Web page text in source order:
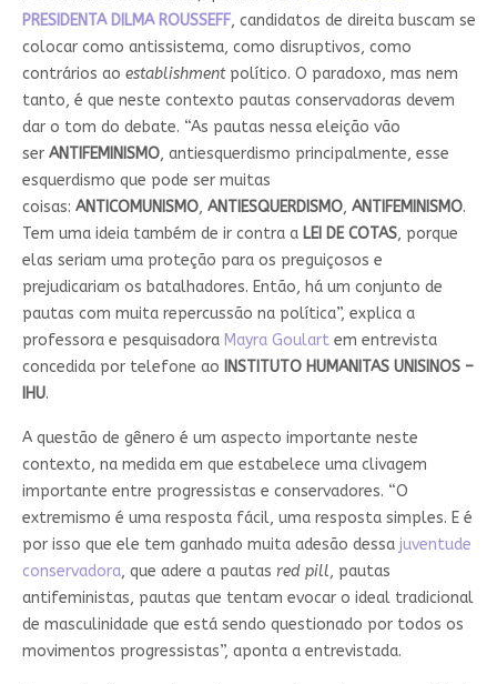
PRESIDENTA DILMA ROUSSEFF, candidatos de direita buscam se
colocar como antissistema, como disruptivos, como
contrários ao establishmentpolítico. O paradoxo, mas nem
tanto, é que neste contexto pautas conservadoras devem
dar o tom do debate. “As pautas nessa eleição vão
ser ANTIFEMINISMO, antiesquerdismo principalmente, esse
esquerdismo que pode ser muitas
coisas: ANTICOMUNISMO, ANTIESQUERDISMO, ANTIFEMINISMO.
Tem uma ideia também de ir contra a LEI DE COTAS, porque
elas seriam uma proteção para os preguiçosos e
prejudicariam os batalhadores. Então, há um conjunto de
pautas com muita repercussão na política”, explica a
professora e pesquisadora Mayra Goulartem entrevista
concedida por telefone ao INSTITUTO HUMANITAS UNISINOS –
IHU.
A questão de gênero é um aspecto importante neste
contexto, na medida em que estabelece uma clivagem
importante entre progressistas e conservadores. “O
extremismo é uma resposta fácil, uma resposta simples. E é
por isso que ele tem ganhado muita adesão dessa juventude
conservadora, que adere a pautas red pill, pautas
antifeministas, pautas que tentam evocar o ideal tradicional
de masculinidade que está sendo questionado por todos os
movimentos progressistas”, aponta a entrevistada.